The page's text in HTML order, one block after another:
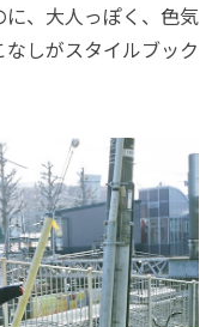
、大人っぽく、色気
しがスタイルブック